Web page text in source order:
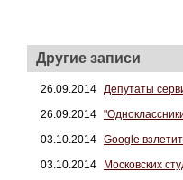
Другие записи
26.09.2014 Депутаты
26.09.2014
03.10.2014 Google
03.10.2014
Московских